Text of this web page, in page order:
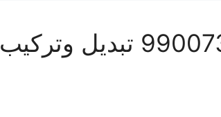
سلف سيارة سيفك 99007355 تبديل وتركيب